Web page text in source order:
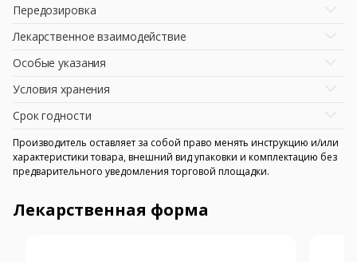
Передозировка
Лекарственное взаимодействие
Особые указания
Условия хранения
Срок годности
Производитель оставляет за собой право менять инструкцию и/или
характеристики товара, внешний вид упаковки и комплектацию без
предварительного уведомления торговой площадки.
Лекарственная форма